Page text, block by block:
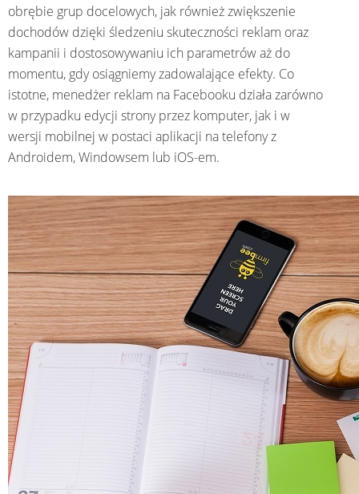
obrębie grup docelowych, jak również zwiększenie
dochodów dzięki śledzeniu skuteczności reklam oraz
kampanii i dostosowywaniu ich parametrów aż do
momentu, gdy osiągniemy zadowalające efekty. Co
istotne, menedżer reklam na Facebooku działa zarówno
w przypadku edycji strony przez komputer, jak i w
wersji mobilnej w postaci aplikacji na telefony z
Androidem, Windowsem lub iOS-em.